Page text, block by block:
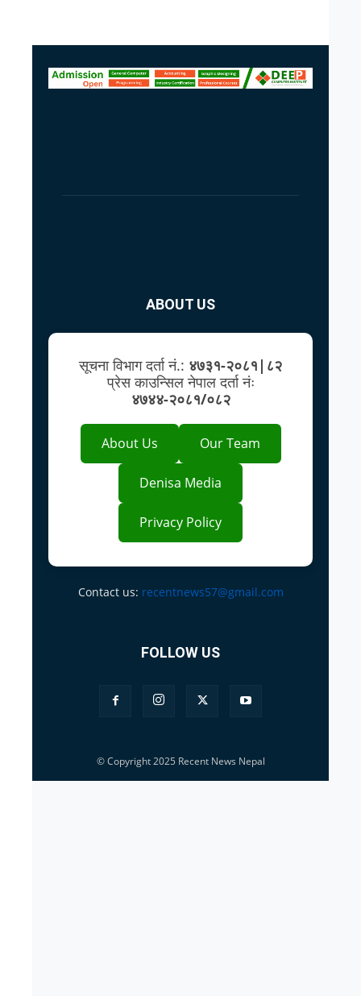
ABOUT US
सूचना विभाग दर्ता नं.: ४७३१-२०८१|८२
प्रेस काउन्सिल नेपाल दर्ता नंः
४७४४-२०८१/०८२
About Us Our Team
Denisa Media
Privacy Policy
Contact us: recentnews57@gmail.com
FOLLOW US
© Copyright 2025 Recent News Nepal